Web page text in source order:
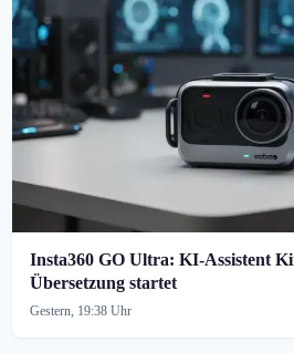
Insta360 GO Ultra: KI-Assistent
Übersetzung startet
Gestern, 19:38 Uhr